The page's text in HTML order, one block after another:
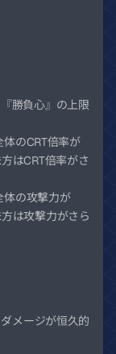
勝負心』の上限
のCRT倍率が
はCRT倍率がさ
体の攻撃力が
は攻撃力がさら
メージが恒久的